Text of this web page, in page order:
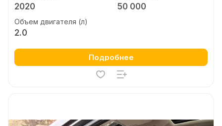
2020 50 000
Объем двигателя (л)
2.0
Подробнее